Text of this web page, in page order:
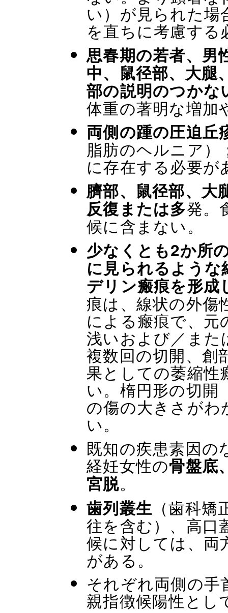
い）が見られた
を直ちに考慮する
思春期の若者、男
中、鼠径部、大腿
部の説明のつかな
体重の著明な増加
両側の踵の圧迫丘
脂肪のヘルニア
に存在する必要が
臍部、鼠径部、大
反復または多発。
候に含まない。
少なくとも2か所
に見られるよう
デリン瘢痕を形
痕は、線状の外傷
による瘢痕で、
浅いおよび／ま
複数回の切開、創
果としての萎縮性
い。楕円形の切開
の傷の大きさが
い。
既知の疾患素因の
経妊女性の骨盤底
宮脱。
歯列叢生 （歯科
往を含む）、高口
候に対しては、両
がある。
それぞれ両側の手
親指徴候陽性とし